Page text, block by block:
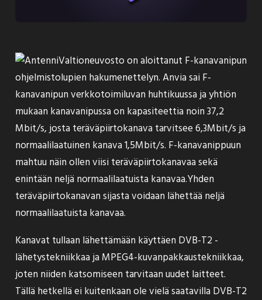
Valtioneuvosto on aloittanut F-kanavanipun
ohjelmistolupien hakumenettelyn. Anvia sai F-
kanavanipun verkkotoimiluvan huhtikuussa ja yhtiön
mukaan kanavanipussa on kapasiteettia noin 37,2
Mbit/s, josta teräväpiirtokanava tarvitsee 6,3Mbit/s ja
normaalilaatuinen kanava 1,5Mbit/s. F-kanavanippuun
mahtuu näin ollen viisi teräväpiirtokanavaa sekä
enintään neljä normaalilaatuista kanavaa.Yhden
teräväpiirtokanavan sijasta voidaan lähettää neljä
normaalilaatuista kanavaa.
Kanavat tullaan lähettämään käyttäen DVB-T2 -
lähetystekniikkaa ja MPEG4-kuvanpakkaustekniikkaa,
joten niiden katsomiseen tarvitaan uudet laitteet.
Tällä hetkellä ei kuitenkaan ole vielä saatavilla DVB-T2